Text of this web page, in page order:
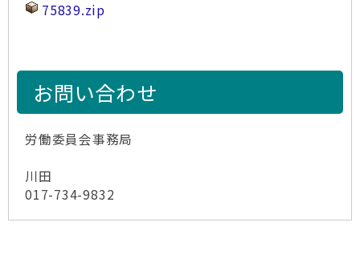
75839.zip
お問い合わせ
労働委員会事務局
川田
017-734-9832